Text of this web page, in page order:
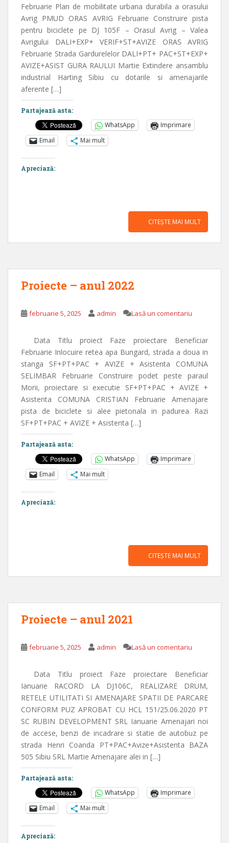
Februarie Plan de mobilitate urbana durabila a orasului
Avrig PMUD ORAS AVRIG Februarie Construire pista
pentru biciclete pe DJ 105F – Orasul Avrig – Valea
Avrigului DALI+EXP+ VERIF+ST+AVIZE ORAS AVRIG
Februarie Strada Gardurelelor DALI+PT+ PAC+ST+EXP+
AVIZE+ASIST GURA RAULUI Martie Extindere ansamblu
industrial Harting Sibiu cu dotarile si amenajarile
aferente […]
Partajează asta:
WhatsApp
Imprimare
Email
Mai mult
Apreciază:
CITEȘTE MAI MULT
Proiecte – anul 2022
februarie 5, 2025 admin Lasă un comentariu
Data Titlu proiect Faze proiectare Beneficiar
Februarie Inlocuire retea apa Bungard, strada a doua in
stanga SF+PT+PAC + AVIZE + Asistenta COMUNA
SELIMBAR Februarie Construire podet peste paraul
Morii, proiectare si executie SF+PT+PAC + AVIZE +
Asistenta COMUNA CRISTIAN Februarie Amenajare
pista de biciclete si alee pietonala in padurea Razi
SF+PT+PAC + AVIZE + Asistenta […]
Partajează asta:
WhatsApp
Imprimare
Email
Mai mult
Apreciază:
CITEȘTE MAI MULT
Proiecte – anul 2021
februarie 5, 2025 admin Lasă un comentariu
Data Titlu proiect Faze proiectare Beneficiar
Ianuarie RACORD LA DJ106C, REALIZARE DRUM,
RETELE UTILITATI SI AMENAJARE SPATII DE PARCARE
CONFORM PUZ APROBAT CU HCL 151/25.06.2020 PT
SC RUBIN DEVELOPMENT SRL Ianuarie Amenajari noi
de accese, benzi de incadrare si statie de autobuz pe
strada Henri Coanda PT+PAC+Avize+Asistenta BAZA
505 Sibiu SRL Martie Amenajare alei in […]
Partajează asta:
WhatsApp
Imprimare
Email
Mai mult
Apreciază: